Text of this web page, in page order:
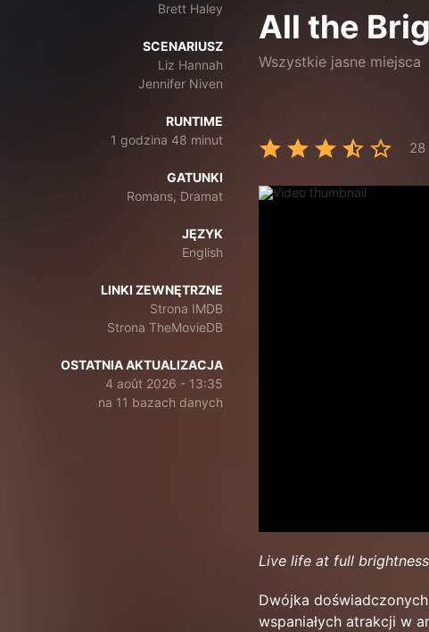
Brett Haley
SCENARIUSZ
Liz Hannah
Jennifer Niven
RUNTIME
1 godzina 48 minut
GATUNKI
Romans, Dramat
JĘZYK
English
LINKI ZEWNĘTRZNE
Strona IMDB
Strona TheMovieDB
OSTATNIA AKTUALIZACJA
4 août 2026 - 13:35
na 11 bazach danych
All the
Wszystkie jasne miejsca
Live life at full brightness
Dwójka
wspaniałych atrakcji w